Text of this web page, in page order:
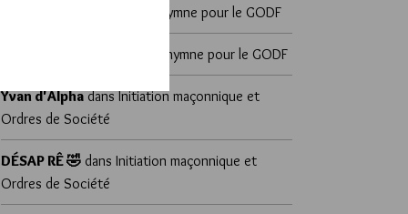
Un nouvel hymne pour le GODF
Un nouvel hymne pour le GODF
Yvan d'AlphadansInitiation maçonnique et
Ordres de Société
DÉSAP RÊ 🤣 dans Initiation maçonnique et
Ordres de Société